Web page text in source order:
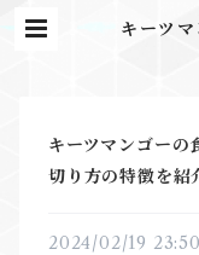
キーツ
キーツマンゴーの
切り方の特徴を紹
2024/02/19 23:50